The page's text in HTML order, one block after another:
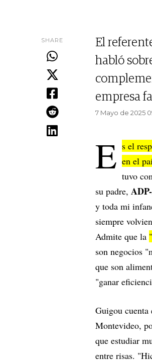
SHARE
El
habló
empresa
7 Mayo de 2025
E s el
en el
tuvo
su padre,
y toda mi
siempre
Admite que la
son negocios
que son
"ganar
Guigou
Montevideo,
que estudiar
entre risas.